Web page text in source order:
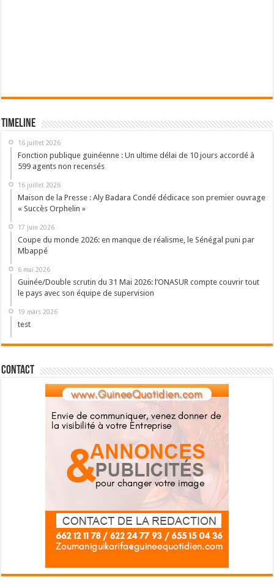
Timeline
16 juillet 2026
Fonction publique guinéenne : Un ultime délai de 10 jours accordé à
599 agents non recensés
16 juillet 2026
Maison de la Presse : Aly Badara Condé dédicace son premier ouvrage
« Succès Orphelin »
17 juin 2026
Coupe du monde 2026: en manque de réalisme, le Sénégal puni par
Mbappé
6 mai 2026
Guinée/Double scrutin du 31 Mai 2026: l’ONASUR compte couvrir tout
le pays avec son équipe de supervision
19 mars 2026
test
Contact